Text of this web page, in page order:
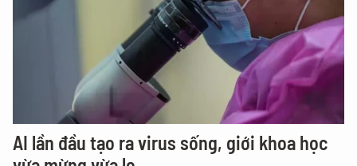
AI lần đầu tạo ra virus sống, giới khoa học